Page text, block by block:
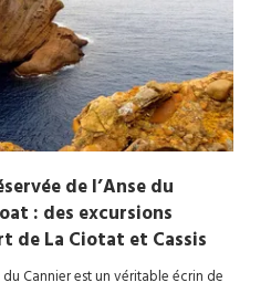
de l’Anse du
: des excursions
de La Ciotat et Cassis
du Cannier est un véritable écrin de